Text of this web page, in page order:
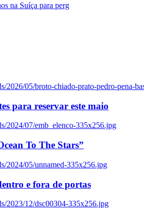
na Suíça para perg
2026/05/broto-chiado-prato-pedro-pena-
para reservar este maio
2024/07/emb_elenco-335x256.jpg
To The Stars”
2024/05/unnamed-335x256.jpg
e fora de portas
2023/12/dsc00304-335x256.jpg